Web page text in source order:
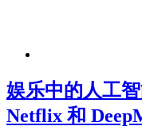
娱乐中的人工智
Netflix 和